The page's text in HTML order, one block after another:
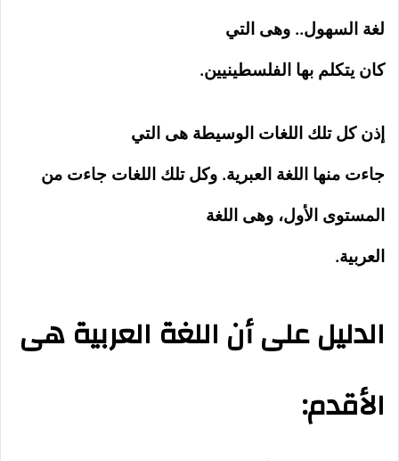
لغة السهول.. وهى التي
كان يتكلم بها الفلسطينيين.
إذن كل تلك اللغات الوسيطة هى التي
جاءت منها اللغة العبرية. وكل تلك اللغات جاءت من
المستوى الأول، وهى اللغة
العربية.
الدليل على أن اللغة العربية هى
الأقدم: